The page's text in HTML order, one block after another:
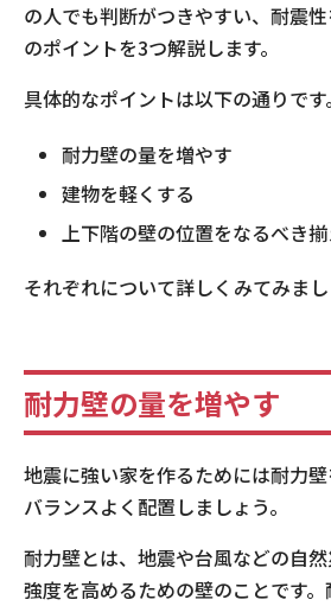
の人でも判断がつきやすい、耐震
のポイントを3つ解説します。
具体的なポイントは以下の通りです。
耐力壁の量を増やす
建物を軽くする
上下階の壁の位置をなるべき揃
それぞれについて詳しくみてみまし
耐力壁の量を増やす
地震に強い家を作るためには耐力壁
バランスよく配置しましょう。
耐力壁とは、地震や台風などの自
強度を高めるための壁のことです